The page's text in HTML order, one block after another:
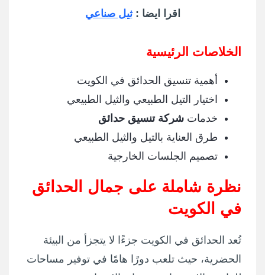
اقرا ايضا :ثيل صناعي
الخلاصات الرئيسية
أهمية تنسيق الحدائق في الكويت
اختيار التيل الطبيعي والثيل الطبيعي
خدمات شركة تنسيق حدائق
طرق العناية بالتيل والثيل الطبيعي
تصميم الجلسات الخارجية
نظرة شاملة على جمال الحدائق
في الكويت
تُعد الحدائق في الكويت جزءًا لا يتجزأ من البيئة
الحضرية، حيث تلعب دورًا هامًا في توفير مساحات